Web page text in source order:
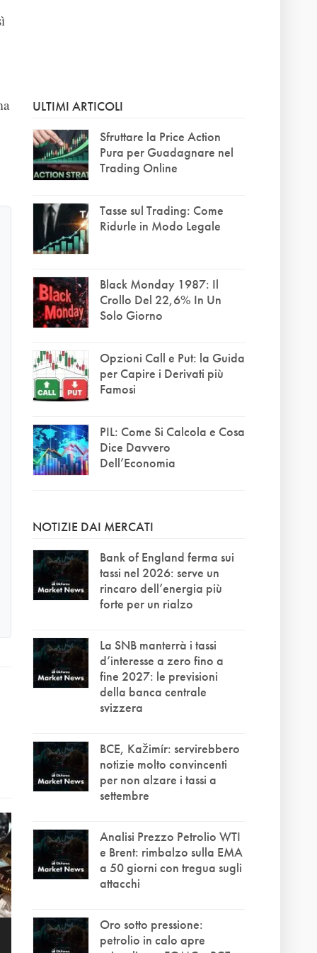
ULTIMI ARTICOLI
Sfruttare la Price Action
Pura per Guadagnare nel
Trading Online
Tasse sul Trading: Come
Ridurle in Modo Legale
Black Monday 1987: Il
Crollo Del 22,6% In Un
Solo Giorno
Opzioni Call e Put: la Guida
per Capire i Derivati più
Famosi
PIL: Come Si Calcola e Cosa
Dice Davvero
Dell’Economia
NOTIZIE DAI MERCATI
Bank of England ferma sui
tassi nel 2026: serve un
rincaro dell’energia più
forte per un rialzo
La SNB manterrà i tassi
d’interesse a zero fino a
fine 2027: le previsioni
della banca centrale
svizzera
BCE, Kažimír: servirebbero
notizie molto convincenti
per non alzare i tassi a
settembre
Analisi Prezzo Petrolio WTI
e Brent: rimbalzo sulla EMA
a 50 giorni con tregua sugli
attacchi
Oro sotto pressione:
petrolio in calo apre